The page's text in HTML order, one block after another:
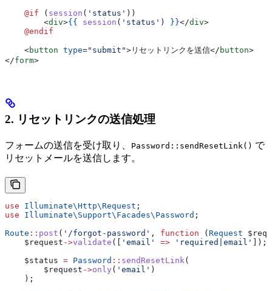
    @if
( session ( 'status' ))
        <
div>{{ session ( 'status' ) }}</div>
    @endif
    <
button type="submit"> リセットリンクを送信</ button>
</form>
2. リセットリンクの送信処理
フォームの送信を受け取り、 Password::sendResetLink() で
リセットメールを送信します。
use Illuminate\Http\Request ;
use Illuminate\Support\Facades\ Password ;
Route :: post ( '/forgot-password' , function (Request
    $request
->validate ([ 'email' => 'required|email' ]);
    $status
= Password :: sendResetLink (
        $request
->only ( 'email' )
    );